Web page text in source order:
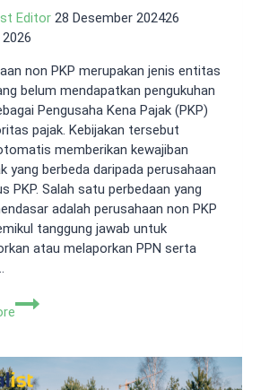
Editor 28 Desember 202426
non PKP merupakan jenis entitas
belum mendapatkan pengukuhan
Pengusaha Kena Pajak (PKP)
pajak. Kebijakan tersebut
memberikan kewajiban
yang berbeda daripada perusahaan
PKP. Salah satu perbedaan yang
adalah perusahaan non PKP
tanggung jawab untuk
atau melaporkan PPN serta
Perbedaan
PKP
dan